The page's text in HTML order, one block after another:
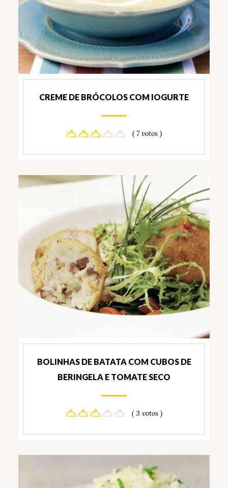
CREME DE BRÓCOLOS COM IOGURTE
( 7 votos )
BOLINHAS DE BATATA COM CUBOS DE
BERINGELA E TOMATE SECO
( 3 votos )